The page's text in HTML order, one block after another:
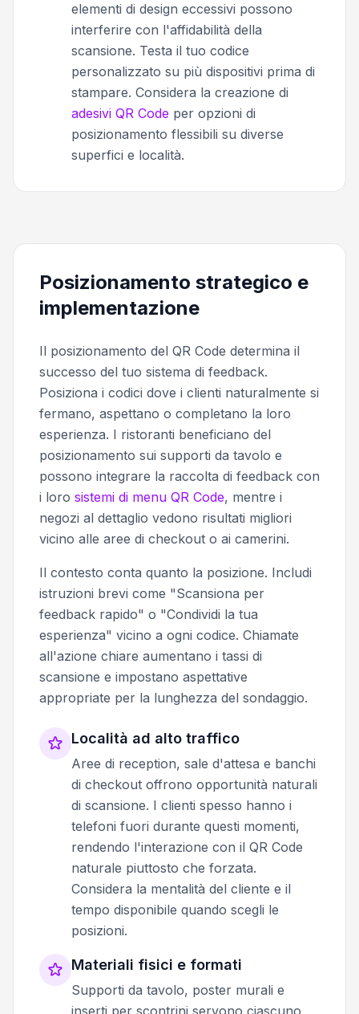
elementi di design eccessivi possono
interferire con l'affidabilità della
scansione. Testa il tuo codice
personalizzato su più dispositivi prima di
stampare. Considera la creazione di
adesivi QR Code per opzioni di
posizionamento flessibili su diverse
superfici e località.
Posizionamento strategico e
implementazione
Il posizionamento del QR Code determina il
successo del tuo sistema di feedback.
Posiziona i codici dove i clienti naturalmente si
fermano, aspettano o completano la loro
esperienza. I ristoranti beneficiano del
posizionamento sui supporti da tavolo e
possono integrare la raccolta di feedback con
i loro sistemi di menu QR Code, mentre i
negozi al dettaglio vedono risultati migliori
vicino alle aree di checkout o ai camerini.
Il contesto conta quanto la posizione. Includi
istruzioni brevi come "Scansiona per
feedback rapido" o "Condividi la tua
esperienza" vicino a ogni codice. Chiamate
all'azione chiare aumentano i tassi di
scansione e impostano aspettative
appropriate per la lunghezza del sondaggio.
Località ad alto traffico
Aree di reception, sale d'attesa e banchi
di checkout offrono opportunità naturali
di scansione. I clienti spesso hanno i
telefoni fuori durante questi momenti,
rendendo l'interazione con il QR Code
naturale piuttosto che forzata.
Considera la mentalità del cliente e il
tempo disponibile quando scegli le
posizioni.
Materiali fisici e formati
Supporti da tavolo, poster murali e